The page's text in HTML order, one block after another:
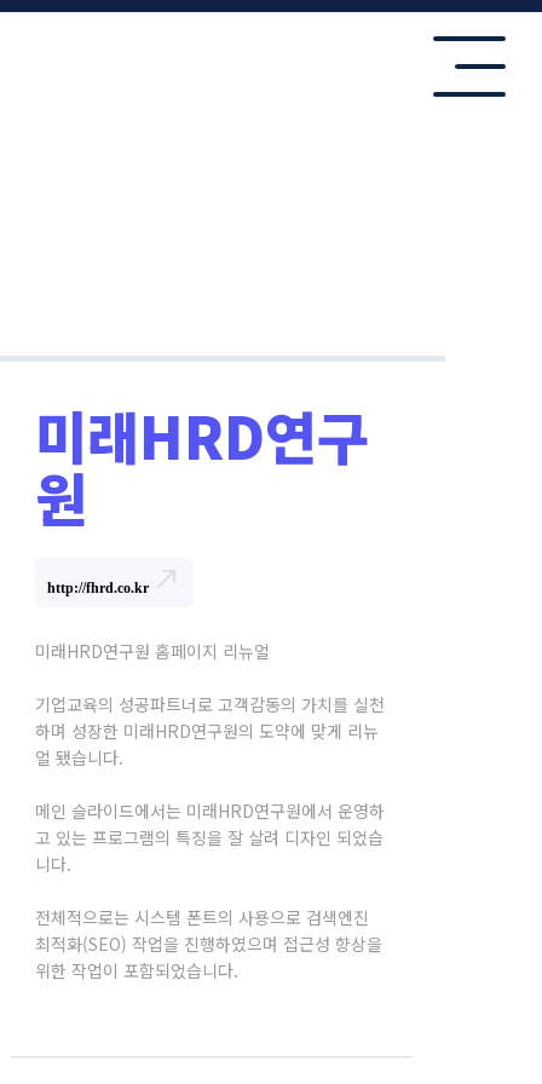
미래HRD연구
원
http://fhrd.co.kr north_east
미래HRD연구원 홈페이지 리뉴얼
기업교육의 성공파트너로 고객감동의 가치를 실천
하며 성장한 미래HRD연구원의 도약에 맞게 리뉴
얼 됐습니다.
메인 슬라이드에서는 미래HRD연구원에서 운영하
고 있는 프로그램의 특징을 잘 살려 디자인 되었습
니다.
전체적으로는 시스템 폰트의 사용으로 검색엔진
최적화(SEO) 작업을 진행하였으며 접근성 향상을
위한 작업이 포함되었습니다.